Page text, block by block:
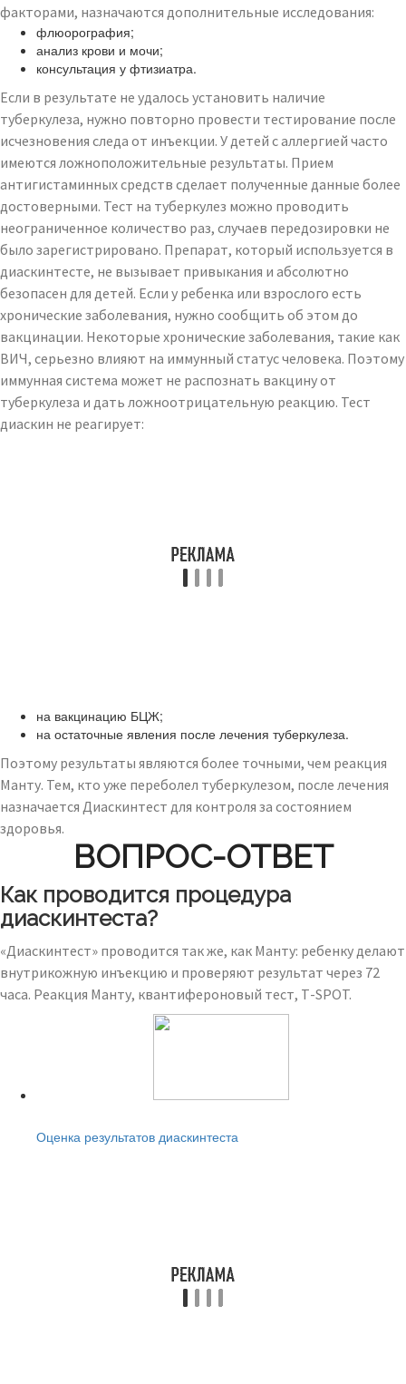
факторами, назначаются дополнительные исследования:
флюорография;
анализ крови и мочи;
консультация у фтизиатра.
Если в результате не удалось установить наличие
туберкулеза, нужно повторно провести тестирование после
исчезновения следа от инъекции. У детей с аллергией часто
имеются ложноположительные результаты. Прием
антигистаминных средств сделает полученные данные более
достоверными. Тест на туберкулез можно проводить
неограниченное количество раз, случаев передозировки не
было зарегистрировано. Препарат, который используется в
диаскинтесте, не вызывает привыкания и абсолютно
безопасен для детей. Если у ребенка или взрослого есть
хронические заболевания, нужно сообщить об этом до
вакцинации. Некоторые хронические заболевания, такие как
ВИЧ, серьезно влияют на иммунный статус человека. Поэтому
иммунная система может не распознать вакцину от
туберкулеза и дать ложноотрицательную реакцию. Тест
диаскин не реагирует:
на вакцинацию БЦЖ;
на остаточные явления после лечения туберкулеза.
Поэтому результаты являются более точными, чем реакция
Манту. Тем, кто уже переболел туберкулезом, после лечения
назначается Диаскинтест для контроля за состоянием
здоровья.
ВОПРОС-ОТВЕТ
Как проводится процедура
диаскинтеста?
«Диаскинтест» проводится так же, как Манту: ребенку делают
внутрикожную инъекцию и проверяют результат через 72
часа. Реакция Манту, квантифероновый тест, Т-SPOT.
Оценка результатов диаскинтеста